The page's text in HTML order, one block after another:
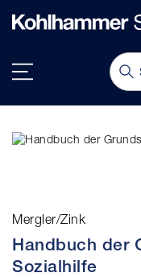
springen
Mergler/Zink
Handbuch der
Sozialhilfe